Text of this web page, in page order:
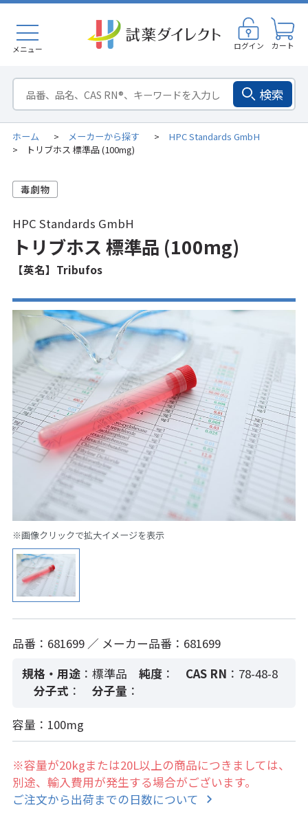
メニュー ログイン カート
検索
ホーム > メーカーから探す > HPC Standards GmbH
> トリブホス 標準品 (100mg)
HPC Standards GmbH
トリブホス 標準品 (100mg)
【英名】Tribufos
※画像クリックで拡大イメージを表示
品番：681699 ／ メーカー品番：681699
規格・用途 ：標準品 純度： CAS RN ：78-48-8
分子式 ： 分子量 ：
容量：100mg
※容量が20kgまたは20L以上の商品につきましては、
別途、輸入費用が発生する場合がございます。
ご注文から出荷までの日数について